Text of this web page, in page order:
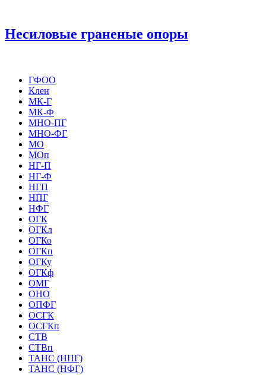
Несиловые граненые опоры
ГФОО
Клен
МК-Г
МК-Ф
МНО-ПГ
МНО-ФГ
МО
МОп
НГ-П
НГ-Ф
НГП
НПГ
НФГ
ОГК
ОГКл
ОГКо
ОГКп
ОГКу
ОГКф
ОМГ
ОНО
ОПФГ
ОСГК
ОСГКп
СТВ
СТВп
ТАНС (НПГ)
ТАНС (НФГ)